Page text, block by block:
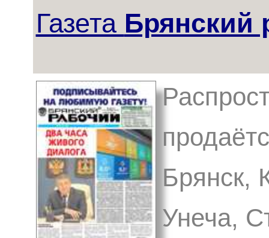
Газета Брянский
Брянск,
Унеча,